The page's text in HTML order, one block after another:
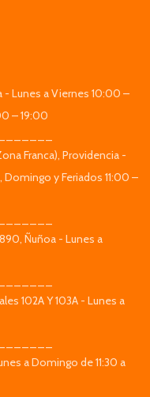
- Lunes a Viernes 10:00 –
– 19:00
Franca), Providencia -
y Feriados 11:00 –
Ñuñoa - Lunes a
102A Y 103A - Lunes a
a Domingo de 11:30 a